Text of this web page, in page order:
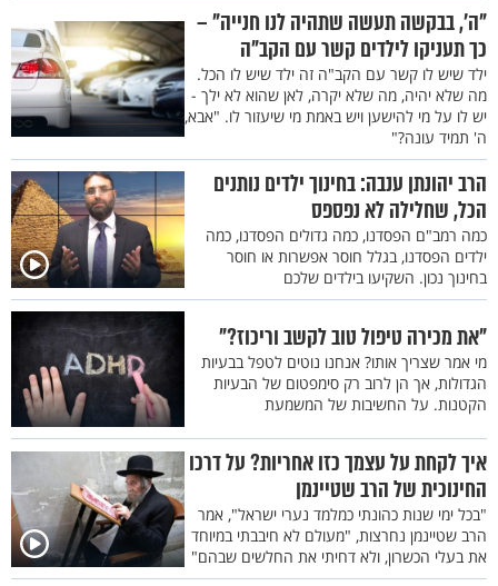
"ה’, בבקשה תעשה שתהיה לנו חנייה" –
כך תעניקו לילדים קשר עם הקב"ה
ילד שיש לו קשר עם הקב"ה זה ילד שיש לו הכל.
מה שלא יהיה, מה שלא יקרה, לאן שהוא לא ילך -
יש לו על מי להישען ויש באמת מי שיעזור לו. "אבא,
ה' תמיד עונה?"
הרב יהונתן ענבה: בחינוך ילדים נותנים
הכל, שחלילה לא נפספס
כמה רמב"ם הפסדנו, כמה גדולים הפסדנו, כמה
ילדים הפסדנו, בגלל חוסר אפשרות או חוסר
בחינוך נכון. השקיעו בילדים שלכם
"את מכירה טיפול טוב לקשב וריכוז?"
מי אמר שצריך אותו? אנחנו נוטים לטפל בבעיות
הגדולות, אך הן לרוב רק סימפטום של הבעיות
הקטנות. על החשיבות של המשמעת
איך לקחת על עצמך כזו אחריות? על דרכו
החינוכית של הרב שטיינמן
"בכל ימי שנות כהונתי כמלמד נערי ישראל", אמר
הרב שטיינמן נחרצות, "מעולם לא חיבבתי במיוחד
את בעלי הכשרון, ולא דחיתי את החלשים שבהם"